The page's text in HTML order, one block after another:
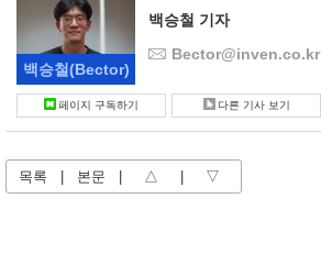
백승철(Bector)
백승철 기자
Bector@inven.co.kr
페이지 구독하기 다른 기사 보기
목록 | 본문 | △ | ▽